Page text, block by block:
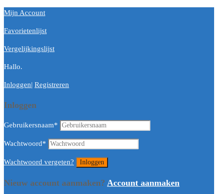
Mijn Account
Favorietenlijst
Vergelijkingslijst
Hallo.
Inloggen| Registreren
Inloggen
Gebruikersnaam*
Wachtwoord*
Wachtwoord vergeten?
Nieuw account aanmaken? Account aanmaken